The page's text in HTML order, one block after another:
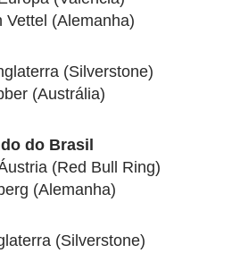
Vettel (Alemanha)
(Silverstone)
(Austrália)
do Brasil
(Red Bull Ring)
(Alemanha)
(Silverstone)